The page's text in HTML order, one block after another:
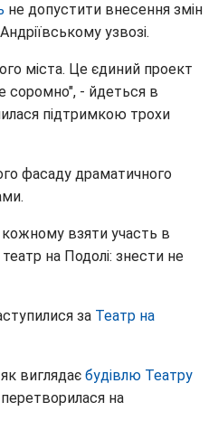
не допустити внесення змін
узвозі.
міста. Це єдиний проект
соромно", - йдеться в
підтримкою трохи
фасаду драматичного
взяти участь в
на Подолі: знести не
за Театр на
виглядає будівлю Театру
перетворилася на